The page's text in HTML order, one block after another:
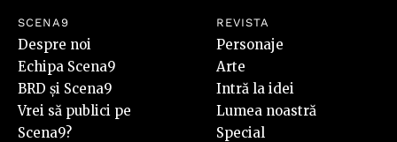
SCENA9
Despre noi
Echipa Scena9
BRD și Scena9
Vrei să publici pe
Scena9?
REVISTA
Personaje
Arte
Intră la idei
Lumea noastră
Special